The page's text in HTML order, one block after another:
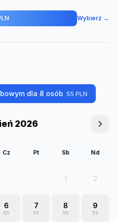
Wybierz →
dla 8 osób 55 PLN
2026
Cz Pt Sb Nd
1 2
6
55
7
55
8
55
9
55